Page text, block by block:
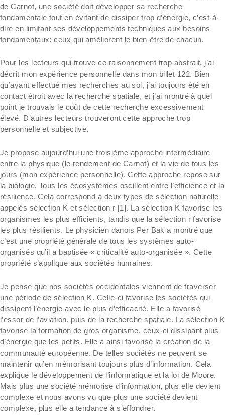
de Carnot, une société doit développer sa recherche
fondamentale tout en évitant de dissiper trop d’énergie, c’est-à-
dire en limitant ses développements techniques aux besoins
fondamentaux: ceux qui améliorent le bien-être de chacun.
Pour les lecteurs qui trouve ce raisonnement trop abstrait, j’ai
décrit mon expérience personnelle dans mon billet 122. Bien
qu’ayant effectué mes recherches au sol, j’ai toujours été en
contact étroit avec la recherche spatiale, et j’ai montré à quel
point je trouvais le coût de cette recherche excessivement
élevé. D’autres lecteurs trouveront cette approche trop
personnelle et subjective.
Je propose aujourd’hui une troisième approche intermédiaire
entre la physique (le rendement de Carnot) et la vie de tous les
jours (mon expérience personnelle). Cette approche repose sur
la biologie. Tous les écosystèmes oscillent entre l’efficience et la
résilience. Cela correspond à deux types de sélection naturelle
appelés sélection K et sélection r [1]. La sélection K favorise les
organismes les plus efficients, tandis que la sélection r favorise
les plus résilients. Le physicien danois Per Bak a montré que
c’est une propriété générale de tous les systèmes auto-
organisés qu’il a baptisée « criticalité auto-organisée ». Cette
propriété s’applique aux sociétés humaines.
Je pense que nos sociétés occidentales viennent de traverser
une période de sélection K. Celle-ci favorise les sociétés qui
dissipent l’énergie avec le plus d’efficacité. Elle a favorisé
l’essor de l’aviation, puis de la recherche spatiale. La sélection K
favorise la formation de gros organisme, ceux-ci dissipant plus
d’énergie que les petits. Elle a ainsi favorisé la création de la
communauté européenne. De telles sociétés ne peuvent se
maintenir qu’en mémorisant toujours plus d’information. Cela
explique le développement de l’informatique et la loi de Moore.
Mais plus une société mémorise d’information, plus elle devient
complexe et nous avons vu que plus une société devient
complexe, plus elle a tendance à s’effondrer.